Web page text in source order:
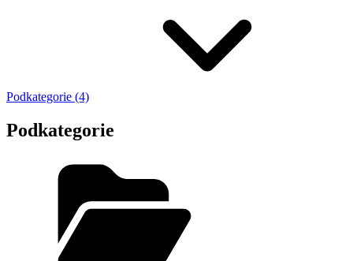
Podkategorie (4)
Podkategorie